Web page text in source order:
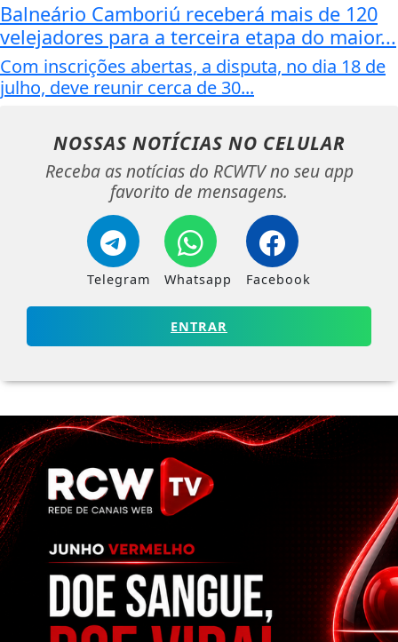
Balneário Camboriú receberá mais de 120
velejadores para a terceira etapa do maior...
Com inscrições abertas, a disputa, no dia 18 de
julho, deve reunir cerca de 30...
NOSSAS NOTÍCIAS NO CELULAR
Receba as notícias do RCWTV no seu app
favorito de mensagens.
Telegram Whatsapp Facebook
ENTRAR